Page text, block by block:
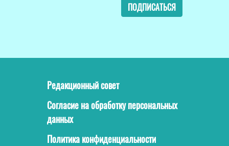
ПОДПИСАТЬСЯ
Редакционный совет
Согласие на обработку персональных
данных
Политика конфиденциальности